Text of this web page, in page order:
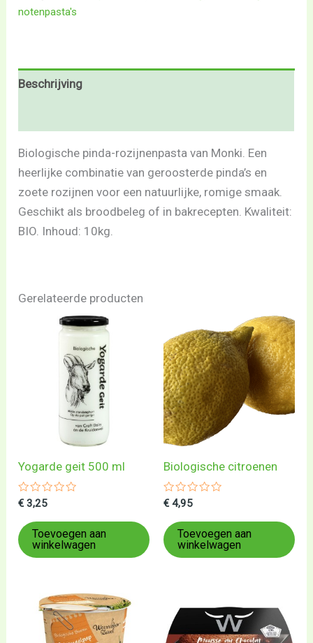
notenpasta's
Beschrijving
Biologische pinda-rozijnenpasta van Monki. Een
heerlijke combinatie van geroosterde pinda’s en
zoete rozijnen voor een natuurlijke, romige smaak.
Geschikt als broodbeleg of in bakrecepten. Kwaliteit:
BIO. Inhoud: 10kg.
Gerelateerde producten
Yogarde geit 500 ml
Gewaardeerd
uit
5
€ 3,25
Toevoegen aan
winkelwagen
Biologische citroenen
Gewaardeerd
uit
5
€ 4,95
Toevoegen aan
winkelwagen